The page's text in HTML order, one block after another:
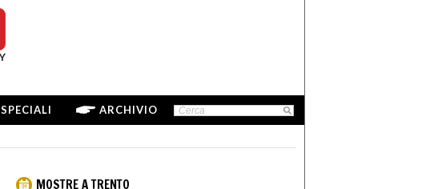
SPECIALI ARCHIVIO
MOSTRE A TRENTO